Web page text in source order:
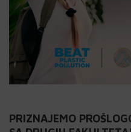
PRIZNAJEMO